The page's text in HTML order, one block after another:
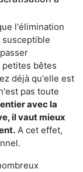
l'élimination
bêtes
déjà qu'elle est
pas toute
avec la
il vaut mieux
A cet effet,